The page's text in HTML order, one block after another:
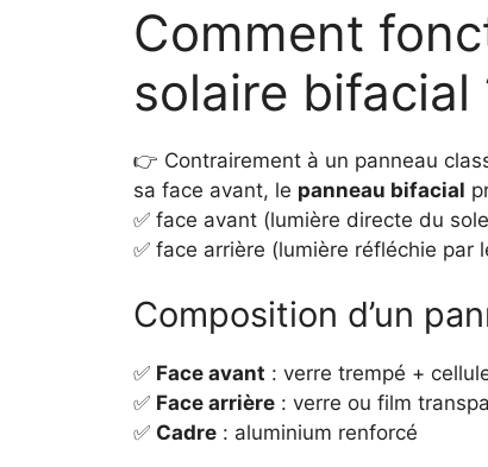
Comment
solaire bifacial
👉 Contrairement à un panneau
sa face avant, le panneau bifacial
✅ face avant (lumière directe du
✅ face arrière (lumière réfléchie par
Composition d’un
✅ Face avant : verre trempé +
✅ Face arrière : verre ou film
✅ Cadre : aluminium renforcé